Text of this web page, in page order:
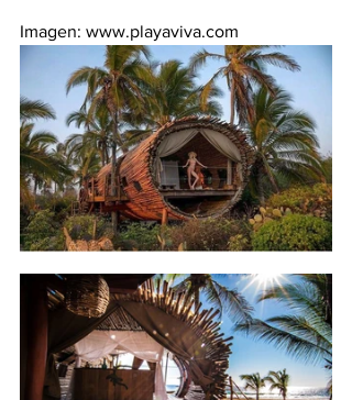
Imagen: www.playaviva.com